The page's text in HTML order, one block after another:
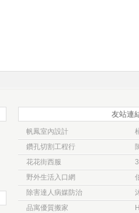
友站連
帆鳳室內設計
鑽孔切割工程行
花花街西服
野外生活入口網
除害達人病媒防治
品寓優質搬家